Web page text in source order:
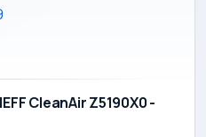
CleanAir Z5190X0 -